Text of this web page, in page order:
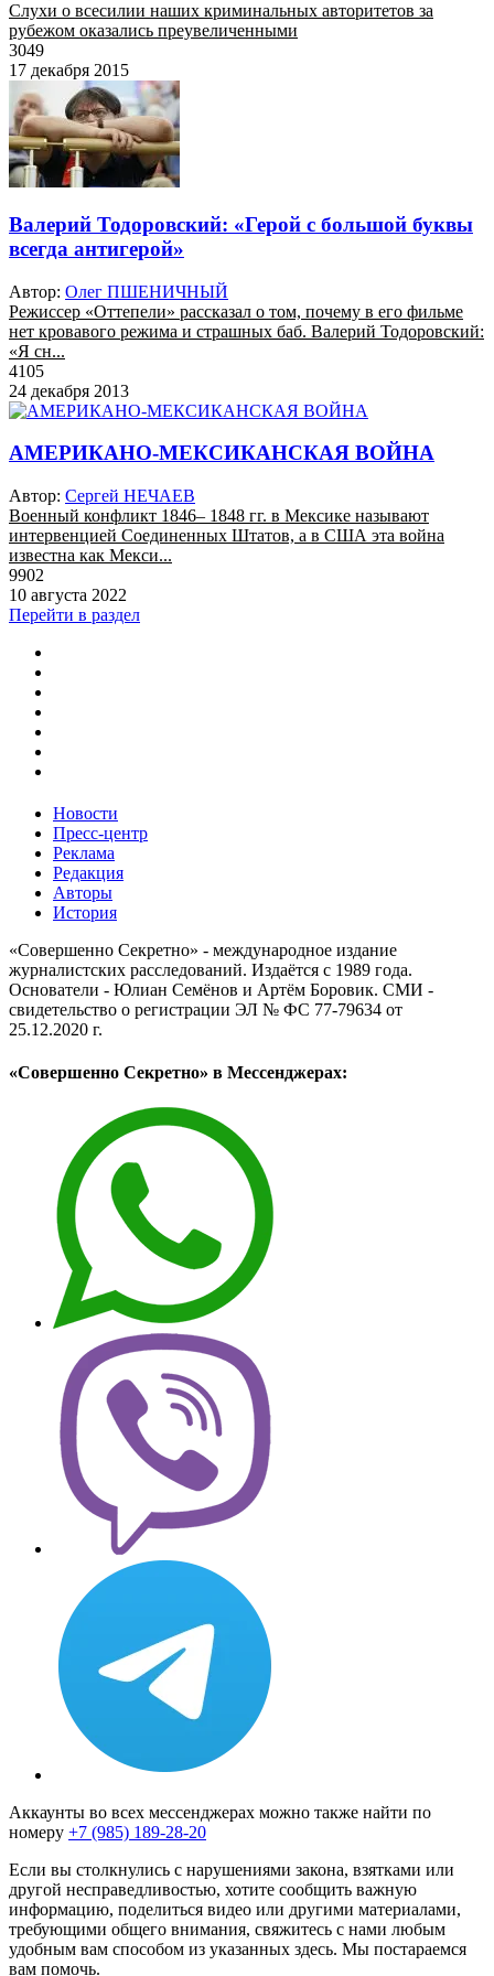
Слухи о всесилии наших криминальных авторитетов за
рубежом оказались преувеличенными
3049
17 декабря 2015
Валерий Тодоровский: «Герой с большой буквы
всегда антигерой»
Автор: Олег ПШЕНИЧНЫЙ
Режиссер «Оттепели» рассказал о том, почему в его фильме
нет кровавого режима и страшных баб. Валерий Тодоровский:
«Я сн...
4105
24 декабря 2013
АМЕРИКАНО-МЕКСИКАНСКАЯ ВОЙНА
Автор: Сергей НЕЧАЕВ
Военный конфликт 1846– 1848 гг. в Мексике называют
интервенцией Соединенных Штатов, а в США эта война
известна как Мекси...
9902
10 августа 2022
Перейти в раздел
Новости
Пресс-центр
Реклама
Редакция
Авторы
История
«Совершенно Секретно» - международное издание
журналистских расследований. Издаётся с 1989 года.
Основатели - Юлиан Семёнов и Артём Боровик. CМИ -
свидетельство о регистрации ЭЛ № ФС 77-79634 от
25.12.2020 г.
«Совершенно Секретно» в Мессенджерах:
Аккаунты во всех мессенджерах можно также найти по
номеру +7 (985) 189-28-20
Если вы столкнулись с нарушениями закона, взятками или
другой несправедливостью, хотите сообщить важную
информацию, поделиться видео или другими материалами,
требующими общего внимания, свяжитесь с нами любым
удобным вам способом из указанных здесь. Мы постараемся
вам помочь.